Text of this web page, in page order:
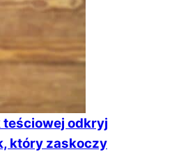
teściowej odkryj
który zaskoczy